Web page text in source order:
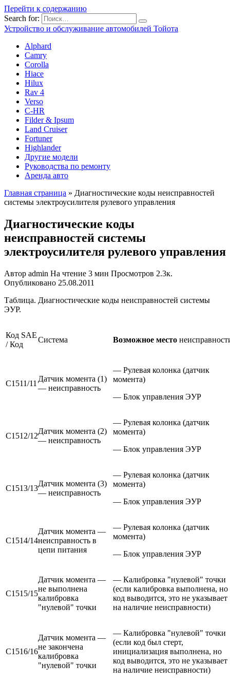
Перейти к содержанию
Search for:
Устройство и обслуживание автомобилей Тойота
Alphard
Camry
Corolla
Hiace
Hilux
Rav 4
Verso
C-HR
Filder & Ipsum
Land Cruiser
Fortuner
Highlander
Другие модели
Руководства по ремонту
Аренда авто
Главная страница » Диагностические коды неисправностей
системы электроусилителя рулевого управления
Диагностические коды
неисправностей системы
электроусилителя рулевого управления
Автор admin На чтение 3 мин Просмотров 2.3к.
Опубликовано 25.08.2011
Таблица. Диагностические коды неисправностей системы
ЭУР.
Код SAE
/ Код
Система Возможное место
С1511/11
Датчик момента (1)
— неисправность
— Рулевая колонка (датчик
момента)
— Блок управления ЭУР
С1512/12
Датчик момента (2)
— неисправность
— Рулевая колонка (датчик
момента)
— Блок управления ЭУР
С1513/13
Датчик момента (3)
— неисправность
— Рулевая колонка (датчик
момента)
— Блок управления ЭУР
С1514/14
Датчик момента —
неисправность в
цепи питания
— Рулевая колонка (датчик
момента)
— Блок управления ЭУР
С1515/15
Датчик момента —
не выполнена
калибровка
"нулевой" точки
— Калибровка "нулевой" точки
(если калибровка выполнена, но
код выводится, это не указывает
на наличие неисправности)
С1516/16
Датчик момента —
не закончена
калибровка
"нулевой" точки
— Калибровка "нулевой" точки
(если код был стерт,
инициализация выполнена, но
код вы­водится, это не указывает
на наличие неис­правности)